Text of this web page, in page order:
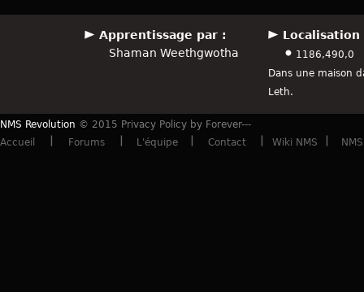
Apprentissage par :
Shaman Weethgwotha
Localisation
1186,490,0
Dans une maison
Leth.
NMS Revolution © 2015 Privacy Policy by Forever---
Accueil
Forums L'équipe Contact Wiki NMS